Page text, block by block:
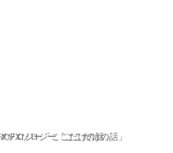
ソロジー「ここだけの話」